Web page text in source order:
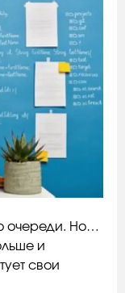
очереди. Но…
и
свои